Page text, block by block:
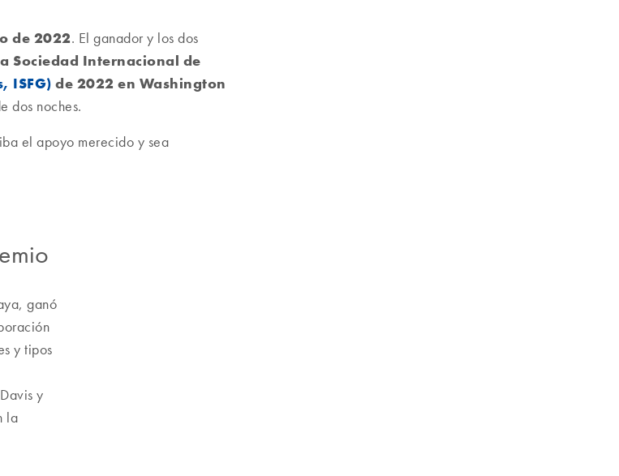
de 2022. El ganador y los dos
Sociedad Internacional de
ISFG) de 2022 en Washington
dos noches.
el apoyo merecido y sea
ganó
y tipos
y
la